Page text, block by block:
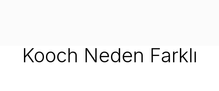
Kooch Neden Farklı